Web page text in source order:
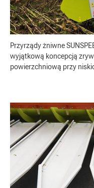
Przyrządy żniwne
wyjątkową koncepcją
powierzchniową przy